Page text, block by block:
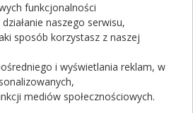
Stada
| 60 kaps.
funkcjonalności
naszego serwisu,
sposób korzystasz z naszej
i wyświetlania reklam, w
mediów społecznościowych.